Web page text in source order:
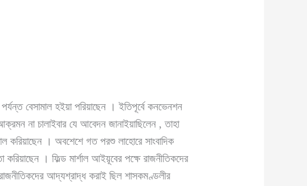
বেসামাল হইয়া পরিয়াছেন । ইতিপূর্বে কনভেনশন
না চালাইবার যে আবেদন জানাইয়াছিলেন , তাহা
করিয়াছেন । অবশেশে গত পরশু লাহোরে সাংবাদিক
। ফিল্ড মার্শাল আইয়ূবের পক্ষে রাজনীতিকদের
আদ্যশ্রাদ্ধ করাই ছিল শাসকমণ্ডলীর